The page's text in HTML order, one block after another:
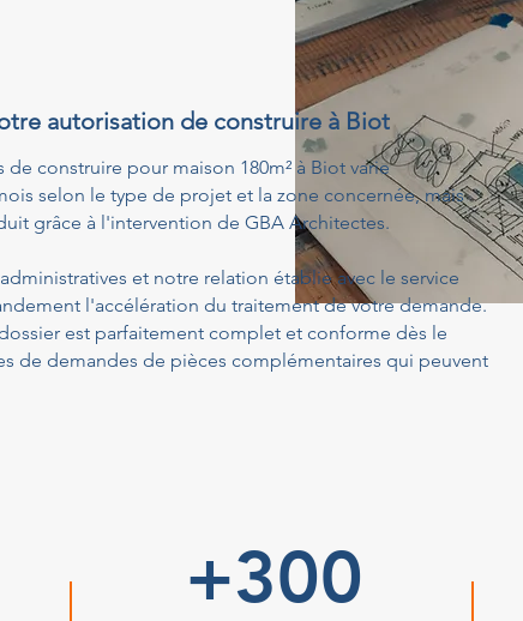
autorisation de construire à Biot
construire pour maison 180m² à Biot varie
selon le type de projet et la zone concernée, mais
grâce à l'intervention de GBA Architectes.
et notre relation établie avec le service
l'accélération du traitement de votre demande.
est parfaitement complet et conforme dès le
de demandes de pièces complémentaires qui peuvent
+300